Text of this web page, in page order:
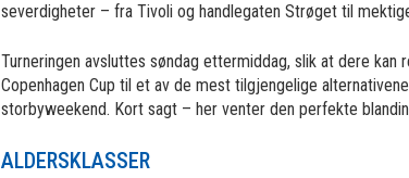
severdigheter – fra Tivoli og handlegaten Strøget til
Turneringen avsluttes søndag ettermiddag, slik at dere
Copenhagen Cup til et av de mest tilgjengelige
storbyweekend. Kort sagt – her venter den perfekte
ALDERSKLASSER